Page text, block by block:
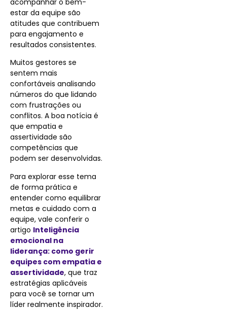
estar da equipe são
atitudes que contribuem
para engajamento e
resultados consistentes.
Muitos gestores se
sentem mais
confortáveis analisando
números do que lidando
com frustrações ou
conflitos. A boa notícia é
que empatia e
assertividade são
competências que
podem ser desenvolvidas.
Para explorar esse tema
de forma prática e
entender como equilibrar
metas e cuidado com a
equipe, vale conferir o
artigo Inteligência
emocional na
liderança: como gerir
equipes com empatia e
assertividade, que traz
estratégias aplicáveis
para você se tornar um
líder realmente inspirador.